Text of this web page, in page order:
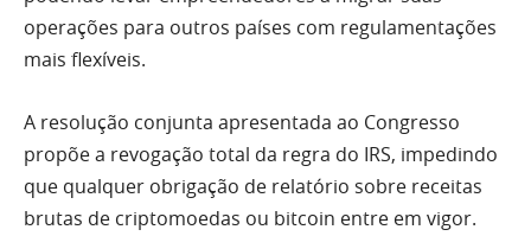
operações para outros países com regulamentações
mais flexíveis.
A resolução conjunta apresentada ao Congresso
propõe a revogação total da regra do IRS, impedindo
que qualquer obrigação de relatório sobre receitas
brutas de criptomoedas ou bitcoin entre em vigor.